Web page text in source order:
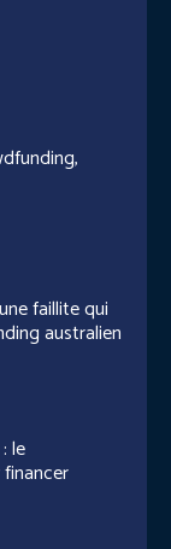
faillite qui
australien
le